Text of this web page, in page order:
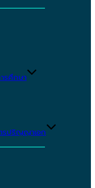
รศึกษา
รปริญญาเอก